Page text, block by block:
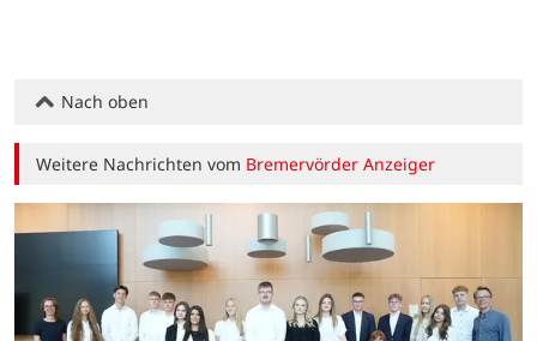
Nach oben
Weitere Nachrichten vom Bremervörder Anzeiger